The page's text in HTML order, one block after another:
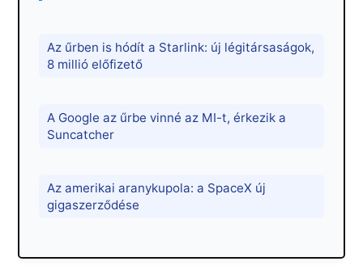
Az űrben is hódít a Starlink: új légitársaságok,
8 millió előfizető
A Google az űrbe vinné az MI-t, érkezik a
Suncatcher
Az amerikai aranykupola: a SpaceX új
gigaszerződése